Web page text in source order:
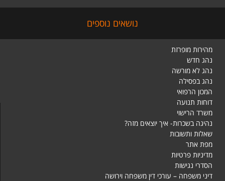
נושאים נוספים
מהירות מופרזת
נהג חדש
נהג לא מורשה
נהג בפסילה
המכון הרפואי
דוחות תנועה
משרד הרישוי
נהיגה בשכרות- איך יוצאים מזה?
שאלות ותשובות
מפת אתר
מדיניות פרטיות
הסדרי נגישות
דיני משפחה – עורכי דין משפחה וירושה